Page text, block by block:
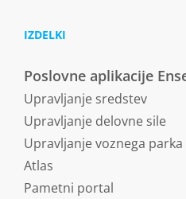
IZDELKI
Poslovne aplikacije
Upravljanje sredstev
Upravljanje delovne sile
Upravljanje voznega parka
Atlas
Pametni portal